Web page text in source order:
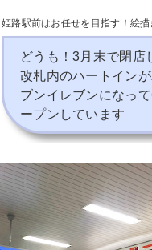
姫路駅前はお任せを目指す！絵
どうも！3月末で閉店
改札内のハートイン
ブンイレブンになっ
ープンしています